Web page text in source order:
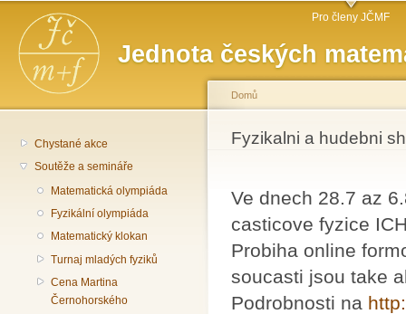
Jednota českých
Hlavní menu Pro členy JČMF
Chystané akce
Soutěže a semináře
Matematická olympiáda
Fyzikální olympiáda
Matematický klokan
Turnaj mladých fyziků
Cena Martina
Černohorského
Jste zde
Domů
Fyzikalni a hudebni
Ve dnech 28.7 az
casticove fyzice
Probiha online
soucasti jsou take
Podrobnosti na